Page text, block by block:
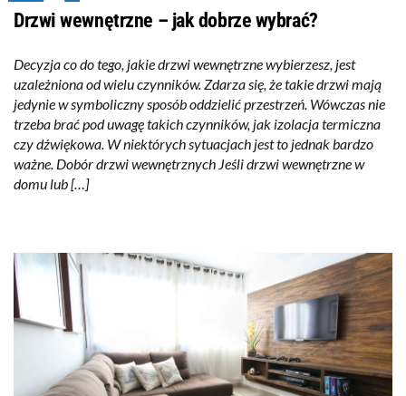
Drzwi wewnętrzne – jak dobrze wybrać?
Decyzja co do tego, jakie drzwi wewnętrzne wybierzesz, jest
uzależniona od wielu czynników. Zdarza się, że takie drzwi mają
jedynie w symboliczny sposób oddzielić przestrzeń. Wówczas nie
trzeba brać pod uwagę takich czynników, jak izolacja termiczna
czy dźwiękowa. W niektórych sytuacjach jest to jednak bardzo
ważne. Dobór drzwi wewnętrznych Jeśli drzwi wewnętrzne w
domu lub […]